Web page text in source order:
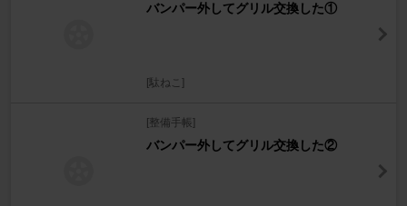
バンパー外してグリル交換した①
[駄ねこ]
[整備手帳]
バンパー外してグリル交換した②